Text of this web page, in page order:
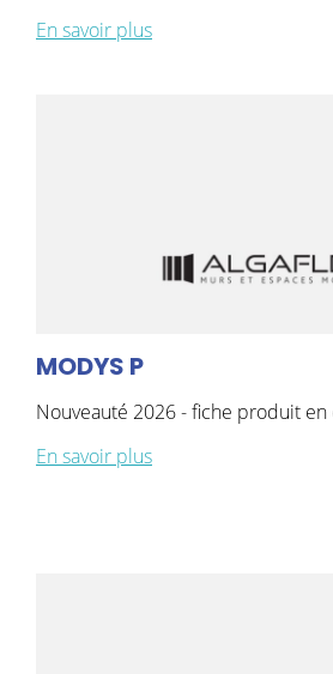
En savoir plus
MODYS P
Nouveauté 2026 - fiche produit
En savoir plus